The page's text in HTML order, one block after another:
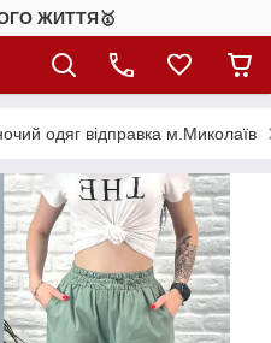
ЖИТТЯ🥇
одяг відправка м.Миколаїв